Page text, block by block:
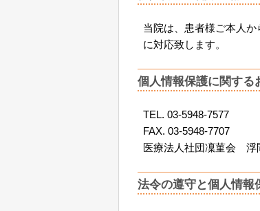
当院は、患者様ご本人
に対応致します。
個人情報保護に関する
TEL. 03-5948-7577
FAX. 03-5948-7707
医療法人社団凜菫会 浮
法令の遵守と個人情報